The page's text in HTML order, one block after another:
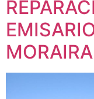
MORAIRA